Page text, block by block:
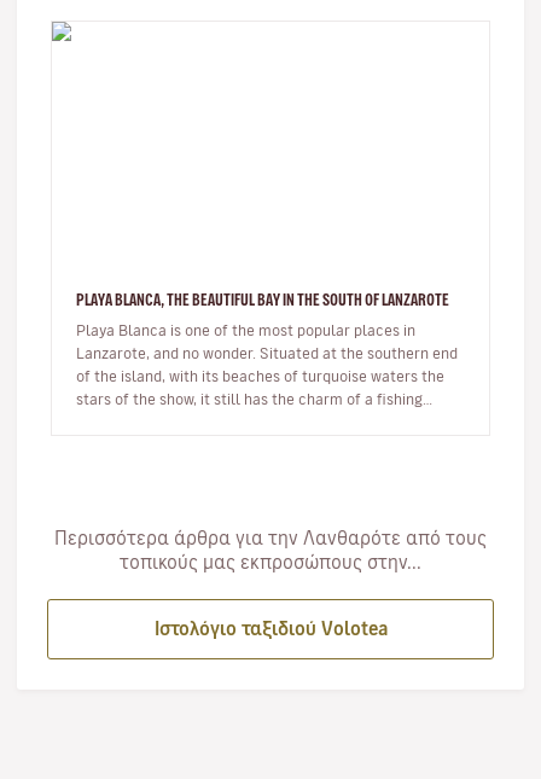
PLAYA BLANCA, THE BEAUTIFUL BAY IN THE SOUTH OF LANZAROTE
Playa Blanca is one of the most popular places in
Lanzarote, and no wonder. Situated at the southern end
of the island, with its beaches of turquoise waters the
stars of the show, it still has the charm of a fishing
Περισσότερα άρθρα για την Λανθαρότε από τους
τοπικούς μας εκπροσώπους στην...
Ιστολόγιο ταξιδιού Volotea